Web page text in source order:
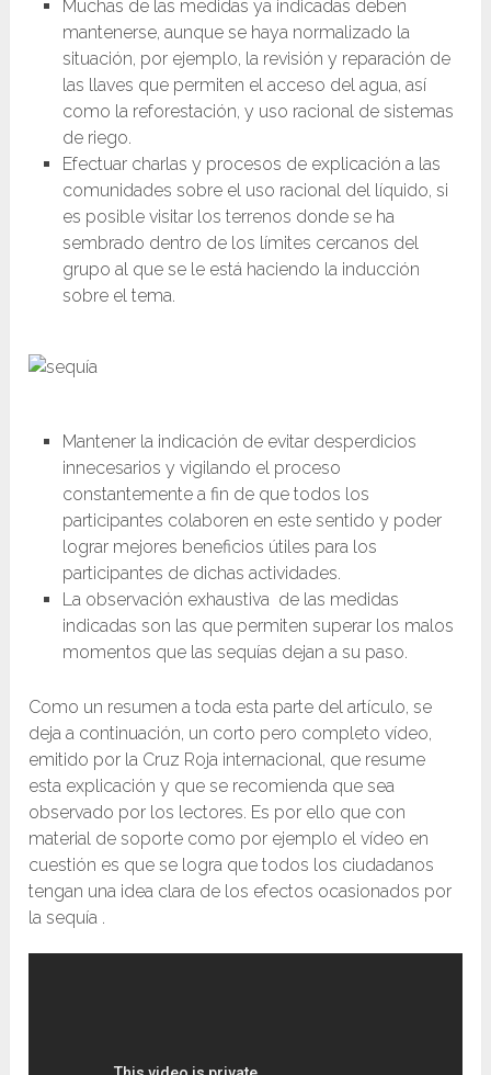
Muchas de las medidas ya indicadas deben
mantenerse, aunque se haya normalizado la
situación, por ejemplo, la revisión y reparación de
las llaves que permiten el acceso del agua, así
como la reforestación, y uso racional de sistemas
de riego.
Efectuar charlas y procesos de explicación a las
comunidades sobre el uso racional del líquido, si
es posible visitar los terrenos donde se ha
sembrado dentro de los límites cercanos del
grupo al que se le está haciendo la inducción
sobre el tema.
Mantener la indicación de evitar desperdicios
innecesarios y vigilando el proceso
constantemente a fin de que todos los
participantes colaboren en este sentido y poder
lograr mejores beneficios útiles para los
participantes de dichas actividades.
La observación exhaustiva de las medidas
indicadas son las que permiten superar los malos
momentos que las sequías dejan a su paso.
Como un resumen a toda esta parte del artículo, se
deja a continuación, un corto pero completo vídeo,
emitido por la Cruz Roja internacional, que resume
esta explicación y que se recomienda que sea
observado por los lectores. Es por ello que con
material de soporte como por ejemplo el vídeo en
cuestión es que se logra que todos los ciudadanos
tengan una idea clara de los efectos ocasionados por
la sequía .